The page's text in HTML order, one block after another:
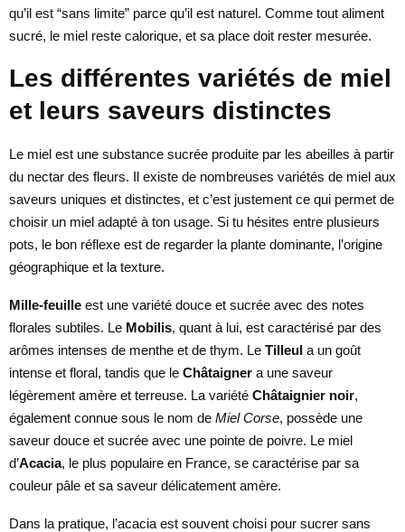
qu’il est “sans limite” parce qu’il est naturel. Comme tout aliment
sucré, le miel reste calorique, et sa place doit rester mesurée.
Les différentes variétés de miel
et leurs saveurs distinctes
Le miel est une substance sucrée produite par les abeilles à partir
du nectar des fleurs. Il existe de nombreuses variétés de miel aux
saveurs uniques et distinctes, et c’est justement ce qui permet de
choisir un miel adapté à ton usage. Si tu hésites entre plusieurs
pots, le bon réflexe est de regarder la plante dominante, l’origine
géographique et la texture.
Mille-feuille est une variété douce et sucrée avec des notes
florales subtiles. Le Mobilis, quant à lui, est caractérisé par des
arômes intenses de menthe et de thym. Le Tilleul a un goût
intense et floral, tandis que le Châtaigner a une saveur
légèrement amère et terreuse. La variété Châtaignier noir,
également connue sous le nom de Miel Corse, possède une
saveur douce et sucrée avec une pointe de poivre. Le miel
d’Acacia, le plus populaire en France, se caractérise par sa
couleur pâle et sa saveur délicatement amère.
Dans la pratique, l’acacia est souvent choisi pour sucrer sans